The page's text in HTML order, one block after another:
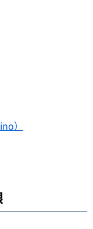
）